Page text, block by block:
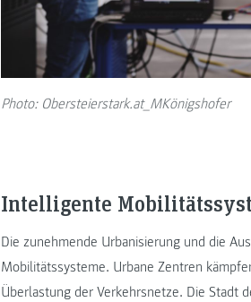
Photo: Obersteierstark.at_MKönigshofer
Intelligente
Die zunehmende Urbanisierung und die
Mobilitätssysteme. Urbane Zentren
Überlastung der Verkehrsnetze. Die